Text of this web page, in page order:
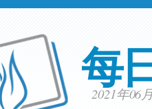
每
2021年06